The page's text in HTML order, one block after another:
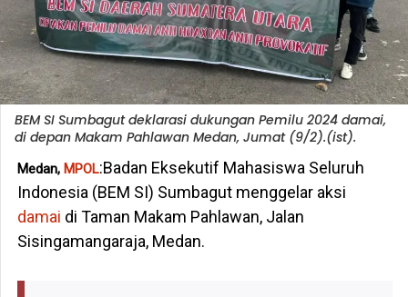
BEM SI Sumbagut deklarasi dukungan Pemilu 2024 damai,
di depan Makam Pahlawan Medan, Jumat (9/2).(ist).
Medan, MPOL:Badan Eksekutif Mahasiswa Seluruh
Indonesia (BEM SI) Sumbagut menggelar aksi
damai di Taman Makam Pahlawan, Jalan
Sisingamangaraja, Medan.